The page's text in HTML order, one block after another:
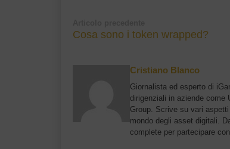
Cosa sono i token wrapped?
Cristiano Blanco
Giornalista ed esperto di
dirigenziali in aziende come
Group. Scrive su vari
mondo degli asset digitali.
complete per partecipare